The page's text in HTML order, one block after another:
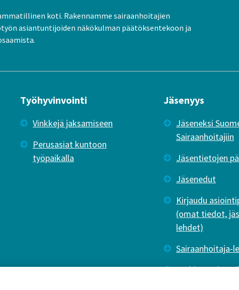
koti. Rakennamme sairaanhoitajien
asiantuntijoiden näkökulman päätöksentekoon ja
Työhyvinvointi
Vinkkejä jaksamiseen
Perusasiat kuntoon
työpaikalla
Jäsenyys
Jäseneksi
Sairaanhoitajiin
Jäsentietojen
Jäsenedut
Kirjaudu
(omat tiedot,
lehdet)
Sairaanhoitaja-
Tutkiva